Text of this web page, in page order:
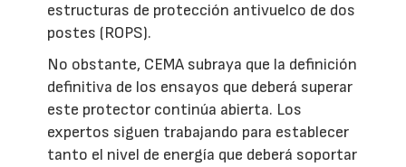
estructuras de protección antivuelco de dos
postes (ROPS).
No obstante, CEMA subraya que la definición
definitiva de los ensayos que deberá superar
este protector continúa abierta. Los
expertos siguen trabajando para establecer
tanto el nivel de energía que deberá soportar